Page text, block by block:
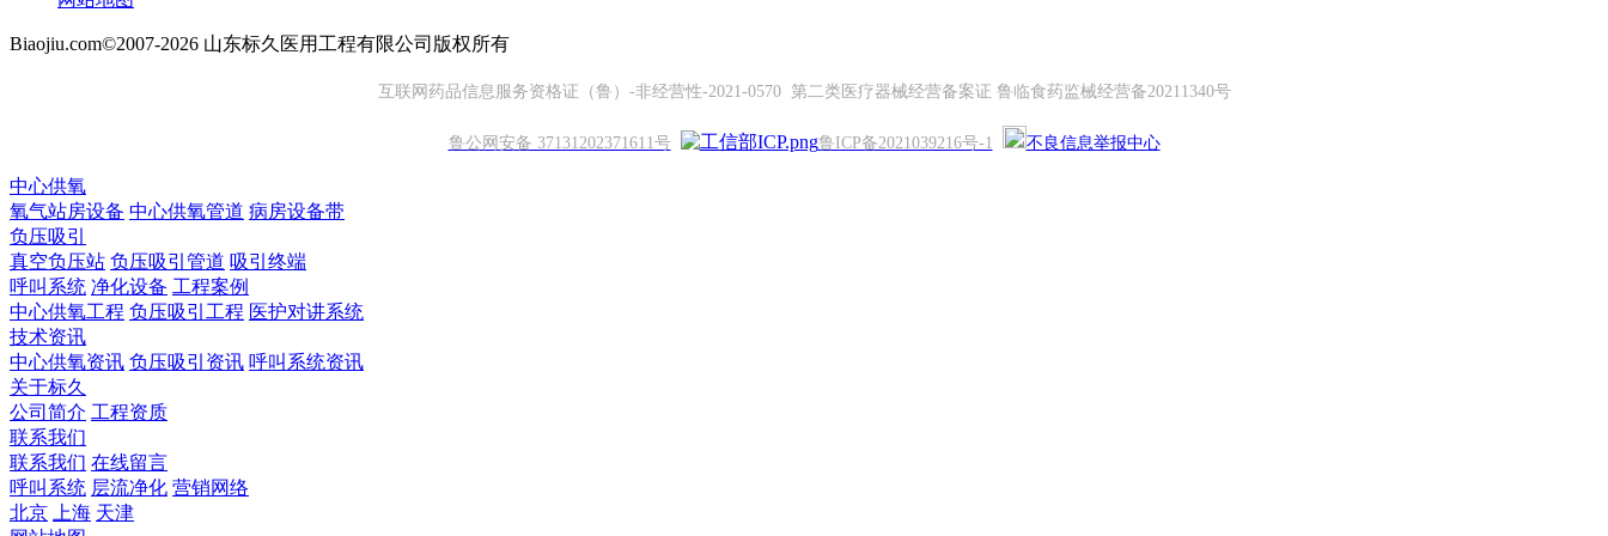
Biaojiu.com©2007-2026 山东标久医用工程有限公司版权所有
互联网药品信息服务资格证（鲁）-非经营性-2021-0570 第二类医疗器械经营备案证 鲁临食药监械经营备20211340号
鲁公网安备 37131202371611号 鲁ICP备2021039216号-1 不良信息举报中心
中心供氧
氧气站房设备 中心供氧管道 病房设备带
负压吸引
真空负压站 负压吸引管道 吸引终端
呼叫系统 净化设备 工程案例
中心供氧工程 负压吸引工程 医护对讲系统
技术资讯
中心供氧资讯 负压吸引资讯 呼叫系统资讯
关于标久
公司简介 工程资质
联系我们
联系我们 在线留言
呼叫系统 层流净化 营销网络
北京
上海 天津